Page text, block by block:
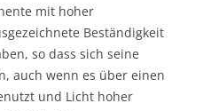
mit hoher
Beständigkeit
so dass sich seine
auch wenn es über einen
und Licht hoher